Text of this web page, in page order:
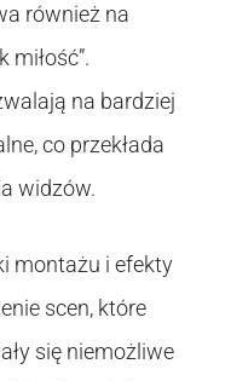
również na
miłość”.
na bardziej
co przekłada
widzów.
montażu i efekty
scen, które
się niemożliwe